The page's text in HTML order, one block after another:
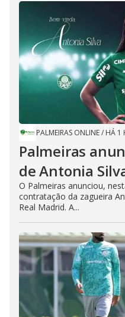
PALMEIRAS ONLINE/ HÁ 1
Palmeiras
de Antonia
O Palmeiras anunciou,
contratação da zagueira
Real Madrid. A...